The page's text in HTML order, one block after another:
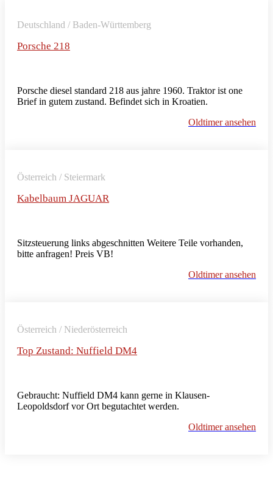
Deutschland / Baden-Württemberg
Porsche 218
Porsche diesel standard 218 aus jahre 1960. Traktor ist one
Brief in gutem zustand. Befindet sich in Kroatien.
Oldtimer ansehen
Österreich / Steiermark
Kabelbaum JAGUAR
Sitzsteuerung links abgeschnitten Weitere Teile vorhanden,
bitte anfragen! Preis VB!
Oldtimer ansehen
Österreich / Niederösterreich
Top Zustand: Nuffield DM4
Gebraucht: Nuffield DM4 kann gerne in Klausen-
Leopoldsdorf vor Ort begutachtet werden.
Oldtimer ansehen